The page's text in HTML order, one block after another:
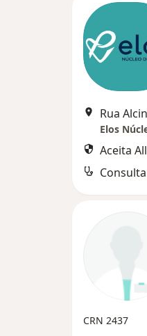
Rua
Elos
Aceita
CRN 2437